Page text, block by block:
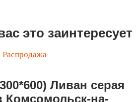
это заинтересует
Распродажа
Ливан серая
Комсомольск-на-